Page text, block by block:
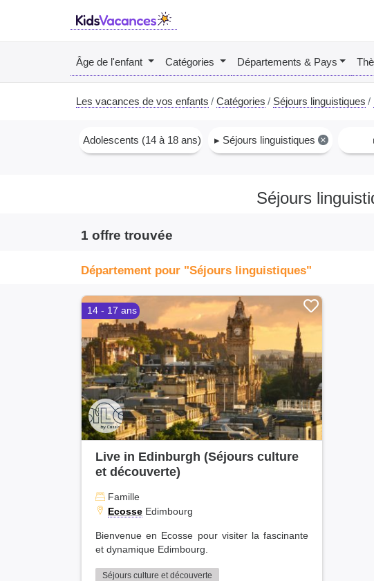
Âge de l'enfant Catégories Départements & Pays
Les vacances de vos enfants Catégories Séjours linguistiques
Adolescents (14 à 18 ans) ×
▸ Séjours linguistiques
Séjours
1 offre trouvée
Département pour "Séjours linguistiques"
14 - 17 ans
Live in Edinburgh (Séjours culture
et découverte)
Famille
Ecosse Edimbourg
Bienvenue en Ecosse pour visiter la fascinante
et dynamique Edimbourg.
Séjours culture et découverte